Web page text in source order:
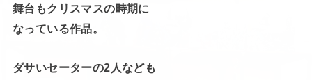
舞台もクリスマスの時期に
なっている作品。
ダサいセーターの2人なども